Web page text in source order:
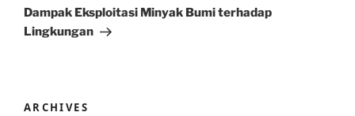
Post
Dampak Eksploitasi Minyak Bumi terhadap
Lingkungan
ARCHIVES